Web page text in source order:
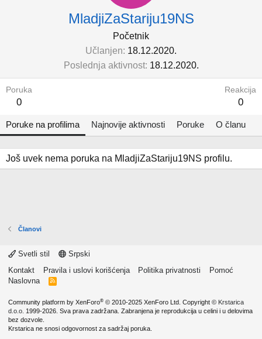
MladjiZaStariju19NS
Početnik
Učlanjen 18.12.2020.
Poslednja aktivnost 18.12.2020.
Poruka
0
Reakcija
0
Poruke na profilima Najnovije aktivnosti Poruke O članu
Još uvek nema poruka na MladjiZaStariju19NS profilu.
Članovi
Svetli stil
Srpski
Kontakt
Pravila i uslovi korišćenja Politika privatnosti
Pomoć
Naslovna
R
Community platform by XenForo® © 2010-2025 XenForo Ltd. Copyright © Krstarica
d.o.o. 1999-2026. Sva prava zadržana. Zabranjena je reprodukcija u celini i u delovima
bez dozvole.
Krstarica ne snosi odgovornost za sadržaj poruka.